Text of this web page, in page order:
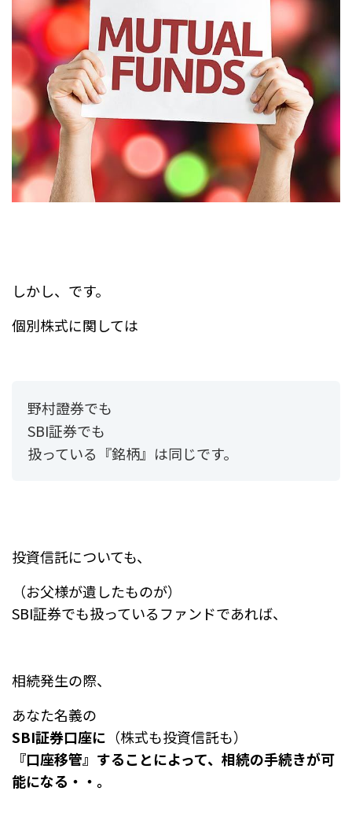
しかし、です。
個別株式に関しては
野村證券でも
SBI証券でも
扱っている『銘柄』は同じです。
投資信託についても、
（お父様が遺したものが）
SBI証券でも扱っているファンドであれば、
相続発生の際、
あなた名義の
SBI証券口座に （株式も投資信託も）
『口座移管』することによって、相続の手続きが可
能になる・・。